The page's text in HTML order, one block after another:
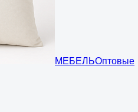
МЕБЕЛЬОптовые